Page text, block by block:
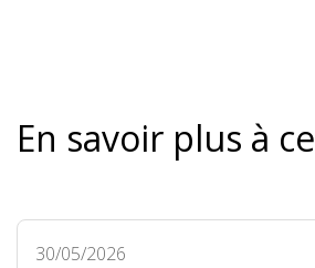
En savoir plus à
30/05/2026